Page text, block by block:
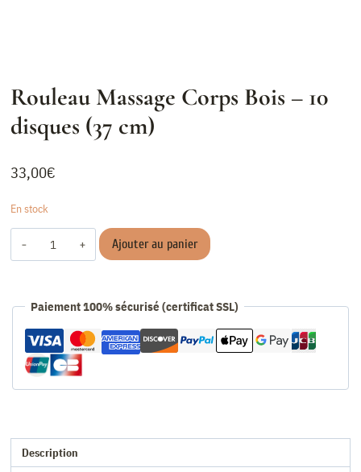
Rouleau Massage Corps Bois – 10
disques (37 cm)
33,00€
En stock
quantité
de
Corps
Bois
-
10
disques
Ajouter au panier
Paiement 100% sécurisé (certificat SSL)
Description